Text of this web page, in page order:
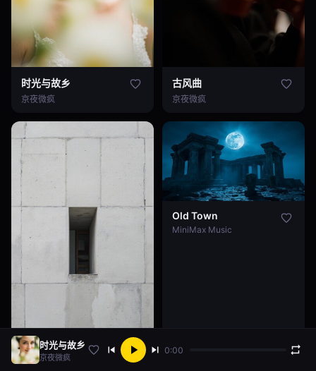
时光与故乡
时光与故乡
京夜微疯
古风曲
古风曲
京夜微疯
Old Town
Old Town
MiniMax Music
时光与故乡
京夜微疯
0:00